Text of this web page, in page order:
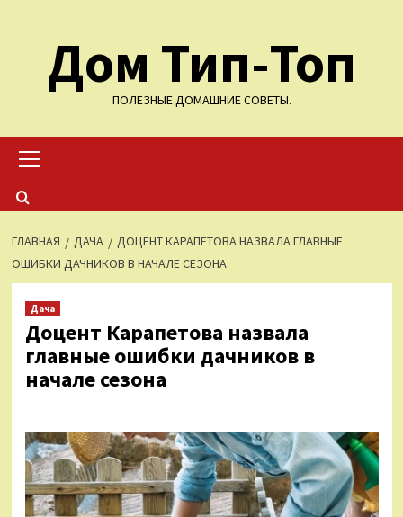
содержимомуДом Тип-Топ
ПОЛЕЗНЫЕ ДОМАШНИЕ СОВЕТЫ.
меню
ГЛАВНАЯ ДАЧА
ДОЦЕНТ КАРАПЕТОВА НАЗВАЛА ГЛАВНЫЕ
ОШИБКИ ДАЧНИКОВ В НАЧАЛЕ СЕЗОНА
Дача
Доцент Карапетова назвала
главные ошибки дачников в
начале сезона